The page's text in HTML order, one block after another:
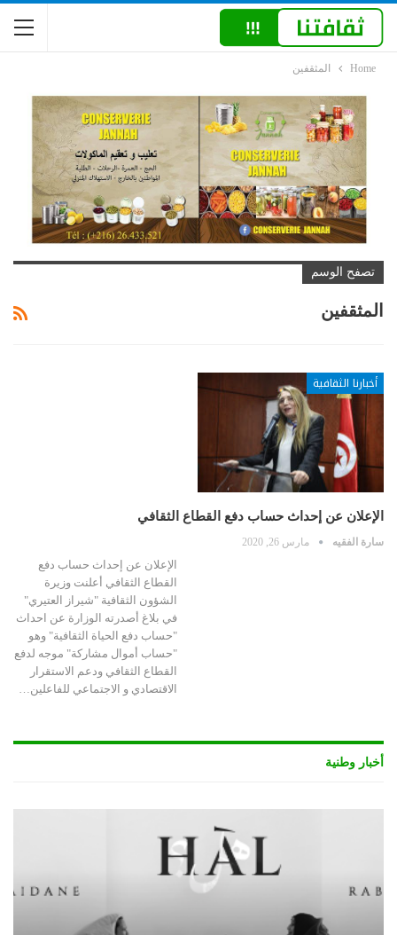
Home المثقفين
تصفح الوسم
المثقفين
أخبارنا الثقافية
الإعلان عن إحداث حساب دفع القطاع الثقافي
سارة الفقيه مارس 26, 2020
الإعلان عن إحداث حساب دفع
القطاع الثقافي أعلنت وزيرة
الشؤون الثقافية "شيراز العتيري"
في بلاغ أصدرته الوزارة عن احداث
"حساب دفع الحياة الثقافية" وهو
"حساب أموال مشاركة" موجه لدفع
القطاع الثقافي ودعم الاستقرار
الاقتصادي و الاجتماعي للفاعلين…
أخبار وطنية